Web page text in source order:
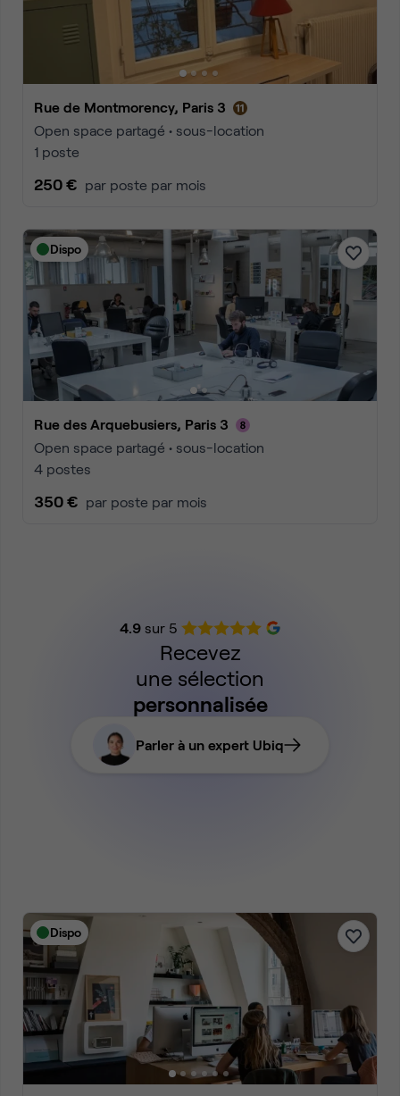
Rue de Montmorency, Paris 3
Open space partagé • sous-location
1 poste
250 € par poste par mois
Dispo
Rue des Arquebusiers, Paris 3
Open space partagé • sous-location
4 postes
350 € par poste par mois
4.9sur 5
Recevez
une sélection
personnalisée
Parler à un expert Ubiq
Dispo